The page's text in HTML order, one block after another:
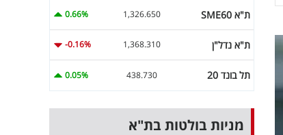
ת"א SME60 1,326.650
0.66%
ת"א נדל"ן 1,368.310
-0.16%
תל בונד 20 438.730
0.05%
מניות בולטות בת"א